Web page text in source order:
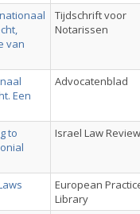
van
Tijdschrift voor
Notarissen
Een
Advocatenblad
to
Israel Law Review
European
Library